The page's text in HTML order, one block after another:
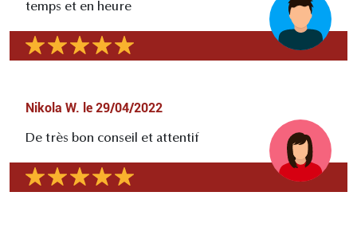
temps et en heure
Nikola W. le 29/04/2022
De très bon conseil et attentif